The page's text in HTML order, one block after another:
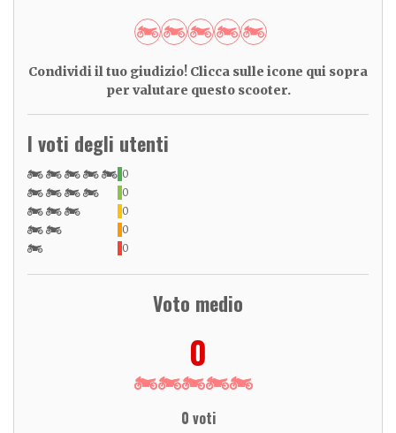
Condividi il tuo giudizio! Clicca sulle icone qui sopra
per valutare questo scooter.
I voti degli utenti
0
0
0
0
0
Voto medio
0
0 voti